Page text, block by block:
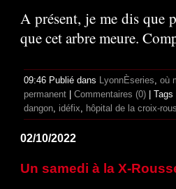
A présent, je me dis que
que cet arbre meure.
09:46 Publié dans LyonnÈseries, où
permanent
Commentaires (0) |
dangon, idéfix, hôpital de la croix-
02/10/2022
Un samedi à la X-